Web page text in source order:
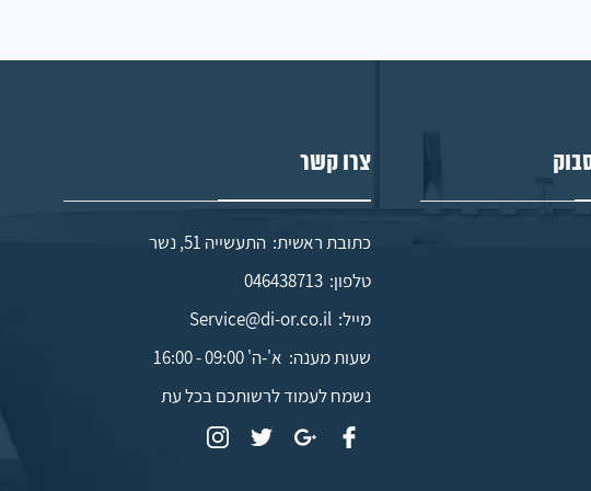
צרו קשר
כתובת ראשית: התעשייה 51, נשר
טלפון: 046438713
מייל: Service@di-or.co.il
שעות מענה: א'-ה' 09:00 - 16:00
נשמח לעמוד לרשותכם בכל עת